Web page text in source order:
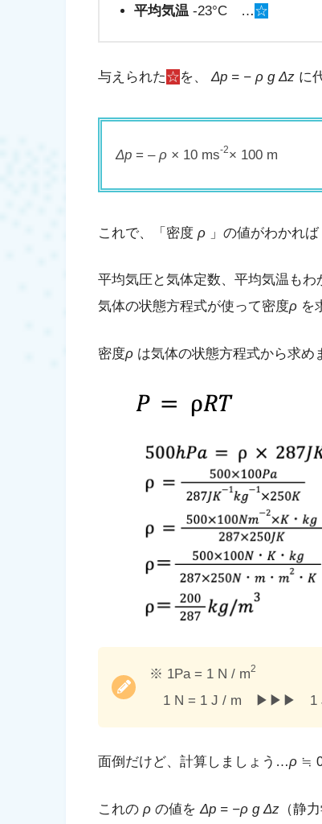
平均気温-23°C …☆
与えられた☆を、 Δp = − ρ g Δz に
Δp=– ρ × 10 ms-2× 100 m
これで、「密度 ρ 」の値がわかれば
平均気圧と気体定数、平均気温も
気体の状態方程式が使って密度ρ を
密度ρ は気体の状態方程式から求め
※ 1Pa = 1 N / m2
1 N = 1 J / m ▶︎▶︎▶︎ 1 J
面倒だけど、計算しましょう…ρ ≒
これの ρ の値を Δp = −ρ g Δz （静